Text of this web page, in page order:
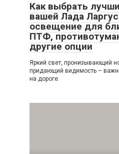
Как выбрать
вашей Лада
освещение для
ПТФ,
другие опции
Яркий свет, пронизывающий
придающий видимость –
на дороге.